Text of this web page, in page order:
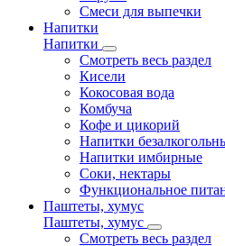
Смеси для выпечки
Напитки
Напитки
Смотреть весь раздел
Кисели
Кокосовая вода
Комбуча
Кофе и цикорий
Напитки
Напитки имбирные
Соки, нектары
Функциональное
Паштеты, хумус
Паштеты, хумус
Смотреть весь раздел